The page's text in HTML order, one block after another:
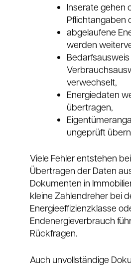
Inserate gehen
Pflichtangaben
abgelaufene
werden
verwechselt,
Energiedaten
übertragen,
ungeprüft
Viele Fehler entstehen
Übertragen der Daten
Dokumenten in
kleine Zahlendreher bei
Energieeffizienzklasse
Endenergieverbrauch
Rückfragen.
Auch unvollständige